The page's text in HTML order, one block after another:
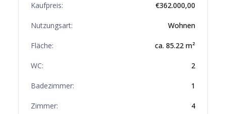
Kaufpreis: €362.000,00
Nutzungsart: Wohnen
Fläche: ca. 85.22 m²
WC: 2
Badezimmer: 1
Zimmer: 4